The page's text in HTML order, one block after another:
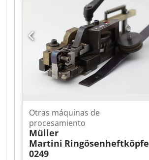
Otras máquinas de
procesamiento
Müller
Martini Ringösenheftköpfe
0249